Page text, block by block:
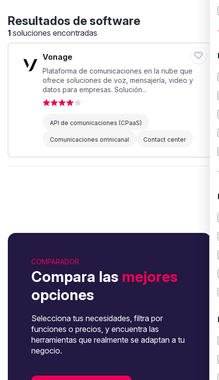
Resultados de software
1 soluciones encontradas
Vonage
Plataforma de comunicaciones en la nube que
ofrece soluciones de voz, mensajería, video y
datos para empresas. Solución...
API de comunicaciones (CPaaS)
Comunicaciones omnicanal Contact center
COMPARADOR
Compara las mejores
opciones
Selecciona tus necesidades, filtra por
funciones o precios, y encuentra las
herramientas que realmente se adaptan a tu
negocio.